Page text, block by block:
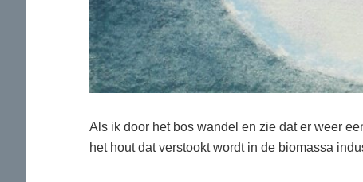
Als ik door het bos wandel en zie dat er weer
het hout dat verstookt wordt in de biomassa